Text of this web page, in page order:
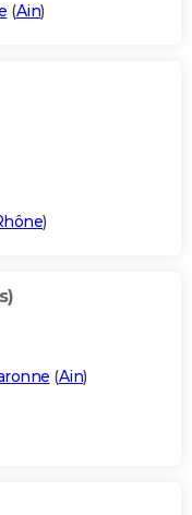
(Ain)
)
(Ain)